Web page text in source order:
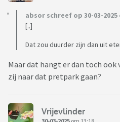
absor schreef op 30-03-2025
[..]
Dat zou duurder zijn dan uit
Maar dat hangt er dan toch
zij naar dat pretpark gaan?
Vrijevlinder